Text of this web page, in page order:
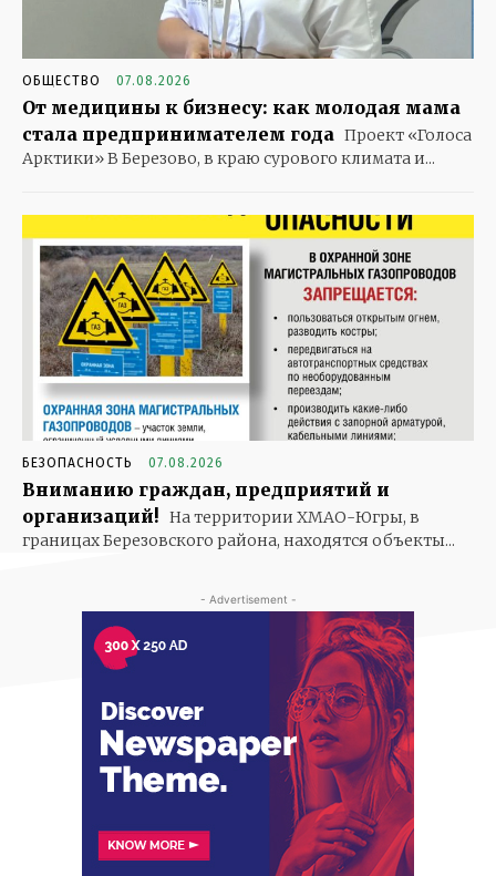
ОБЩЕСТВО 07.08.2026
От медицины к бизнесу: как молодая мама
стала предпринимателем года Проект «Голоса
Арктики» В Березово, в краю сурового климата и...
БЕЗОПАСНОСТЬ 07.08.2026
Вниманию граждан, предприятий и
организаций! На территории ХМАО-Югры, в
границах Березовского района, находятся объекты...
- Advertisement -